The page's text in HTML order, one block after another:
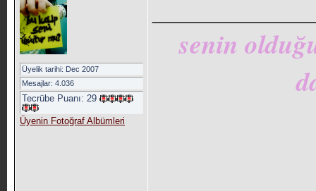
Üyelik tarihi: Dec 2007
Mesajlar: 4.036
Tecrübe Puanı: 29
Üyenin Fotoğraf Albümleri
senin